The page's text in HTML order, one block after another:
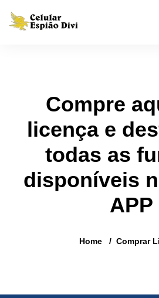
Compre
licença e
todas as
disponíveis
APP
Home Comprar